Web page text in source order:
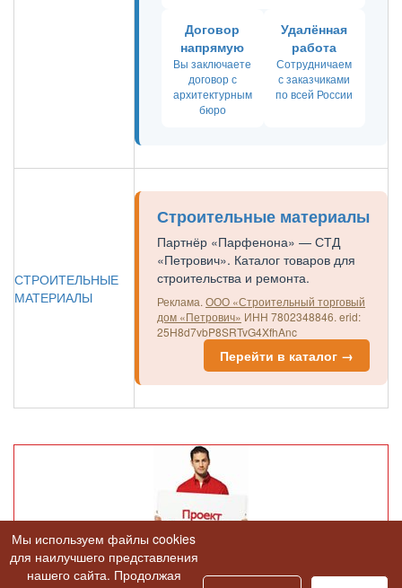
Договор
напрямую
Вы заключаете
договор с
архитектурным
бюро
Удалённая
работа
Сотрудничаем
с заказчиками
по всей России
СТРОИТЕЛЬНЫЕ
МАТЕРИАЛЫ
Строительные материалы
Партнёр «Парфенона» — СТД
«Петрович». Каталог товаров для
строительства и ремонта.
Реклама. ООО «Строительный торговый
дом «Петрович» ИНН 7802348846. erid:
25H8d7vbP8SRTvG4XfhAnc
Перейти в каталог →
Мы используем файлы cookies
для наилучшего представления
нашего сайта. Продолжая